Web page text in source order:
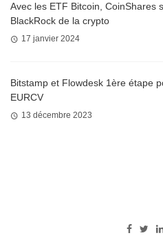
Avec les ETF Bitcoin, CoinShares
BlackRock de la crypto
17 janvier 2024
Bitstamp et Flowdesk 1ère étape
EURCV
13 décembre 2023